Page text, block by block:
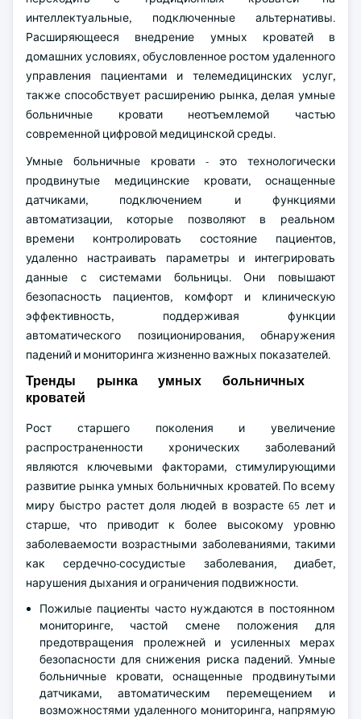
интеллектуальные, подключенные альтернативы.
Расширяющееся внедрение умных кроватей в
домашних условиях, обусловленное ростом удаленного
управления пациентами и телемедицинских услуг,
также способствует расширению рынка, делая умные
больничные кровати неотъемлемой частью
современной цифровой медицинской среды.
Умные больничные кровати - это технологически
продвинутые медицинские кровати, оснащенные
датчиками, подключением и функциями
автоматизации, которые позволяют в реальном
времени контролировать состояние пациентов,
удаленно настраивать параметры и интегрировать
данные с системами больницы. Они повышают
безопасность пациентов, комфорт и клиническую
эффективность, поддерживая функции
автоматического позиционирования, обнаружения
падений и мониторинга жизненно важных показателей.
Тренды рынка умных больничных
кроватей
Рост старшего поколения и увеличение
распространенности хронических заболеваний
являются ключевыми факторами, стимулирующими
развитие рынка умных больничных кроватей. По всему
миру быстро растет доля людей в возрасте 65 лет и
старше, что приводит к более высокому уровню
заболеваемости возрастными заболеваниями, такими
как сердечно-сосудистые заболевания, диабет,
нарушения дыхания и ограничения подвижности.
Пожилые пациенты часто нуждаются в постоянном
мониторинге, частой смене положения для
предотвращения пролежней и усиленных мерах
безопасности для снижения риска падений. Умные
больничные кровати, оснащенные продвинутыми
датчиками, автоматическим перемещением и
возможностями удаленного мониторинга, напрямую